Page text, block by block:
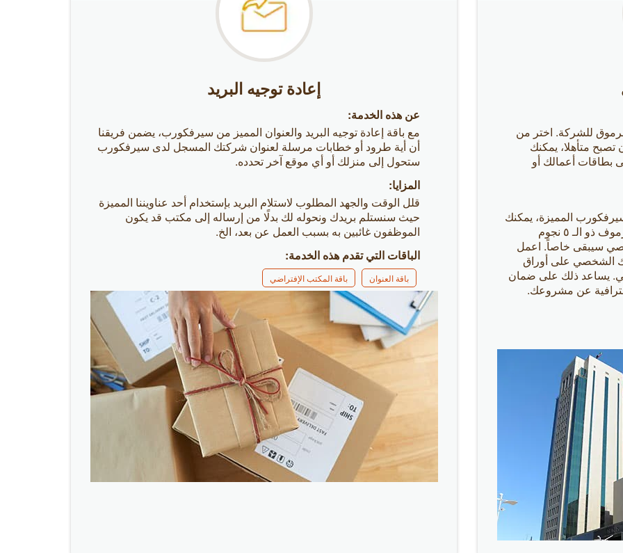
للشركة. اختر من
تصبح متأهلا، يمكنك
نوفرها على بطاقات أعمالك أو
المميزة، يمكنك
الاستمتاع بصورة مرموقة تأتي مع العنوان المرموف ذو الـ ٥ نجوم
سيبقى خاصاً. اعمل
الشخصي على أوراق
يساعد ذلك على ضمان
عن مشروعك.
إعادة توجيه البريد
عن هذه الخدمة:
مع باقة إعادة توجيه البريد والعنوان المميز من سيرفكورب، يضمن فريقنا
أن أية طرود أو خطابات مرسلة لعنوان شركتك المسجل لدى سيرفكورب
ستحول إلى منزلك أو أي موقع آخر تحدده.
المزايا:
قلل الوقت والجهد المطلوب لاستلام البريد بإستخدام أحد عناويننا المميزة
حيث سنستلم بريدك ونحوله لك بدلًا من إرساله إلى مكتب قد يكون
الموظفون غائبين به بسبب العمل عن بعد، الخ.
الباقات التي تقدم هذه الخدمة:
باقة العنوان باقة المكتب الإفتراضي